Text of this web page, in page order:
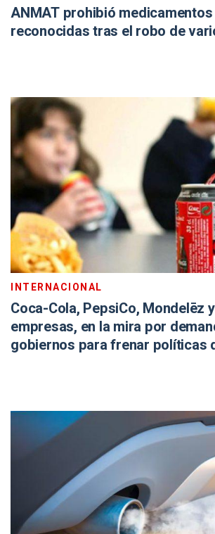
ANMAT prohibió
reconocidas tras el robo de
INTERNACIONAL
Coca-Cola, PepsiCo, Mondelēz
empresas, en la mira por
gobiernos para frenar políticas